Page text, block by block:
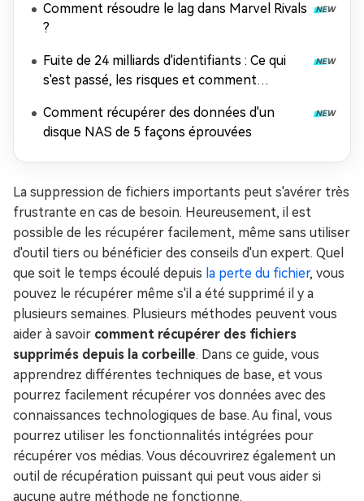
Comment résoudre le lag dans Marvel Rivals
?
Fuite de 24 milliards d'identifiants : Ce qui
s'est passé, les risques et comment
Comment récupérer des données d'un
disque NAS de 5 façons éprouvées
La suppression de fichiers importants peut s'avérer très
frustrante en cas de besoin. Heureusement, il est
possible de les récupérer facilement, même sans utiliser
d'outil tiers ou bénéficier des conseils d'un expert. Quel
que soit le temps écoulé depuis la perte du fichier, vous
pouvez le récupérer même s'il a été supprimé il y a
plusieurs semaines. Plusieurs méthodes peuvent vous
aider à savoir comment récupérer des fichiers
supprimés depuis la corbeille. Dans ce guide, vous
apprendrez différentes techniques de base, et vous
pourrez facilement récupérer vos données avec des
connaissances technologiques de base. Au final, vous
pourrez utiliser les fonctionnalités intégrées pour
récupérer vos médias. Vous découvrirez également un
outil de récupération puissant qui peut vous aider si
aucune autre méthode ne fonctionne.